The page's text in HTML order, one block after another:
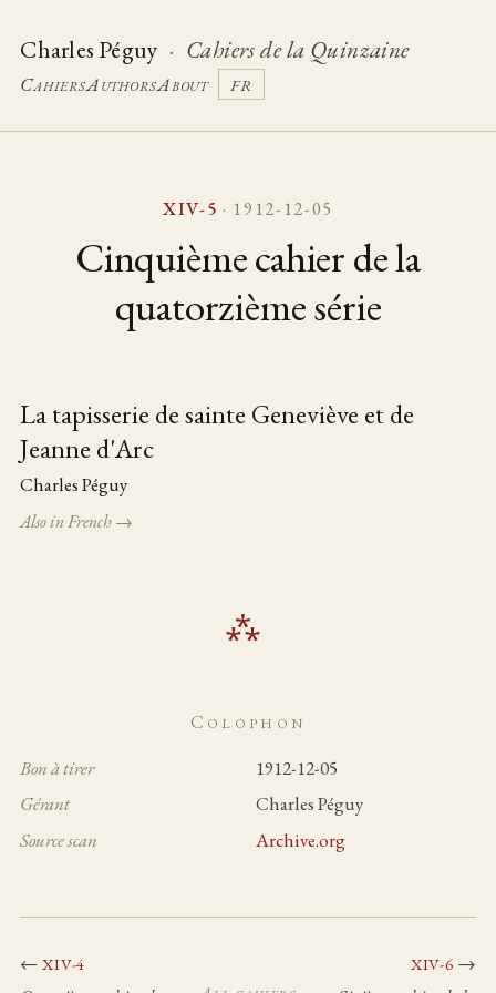
Charles Péguy · Cahiers de la Quinzaine
CahiersAuthorsAbout FR
XIV-5 · 1912-12-05
Cinquième cahier de la
quatorzième série
Table of pieces
La tapisserie de sainte Geneviève et de
Jeanne d'Arc
Charles Péguy
Also in French →
Colophon
Bon à tirer
1912-12-05
Gérant
Charles Péguy
Source scan
Archive.org
←XIV-4 XIV-6 →